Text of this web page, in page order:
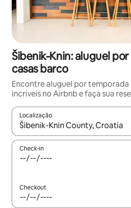
Šibenik-Knin: aluguel
casas barco
Encontre aluguel por temporada
incríveis no Airbnb e faça sua
Localização
Quando os resultados estiverem
Check-in
Checkout